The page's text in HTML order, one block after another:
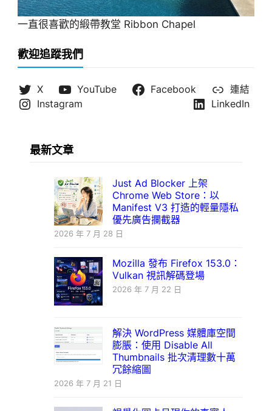
一直很喜歡的緞帶教堂 Ribbon Chapel
歡迎追蹤我們
X YouTube Facebook
連結
Instagram
LinkedIn
最新文章
Just Ad Blocker 上架
Chrome Web Store：以
Manifest V3 打造的輕量隱私
優先廣告攔截器
2026 年 7 月 28 日
Mozilla 發布 Firefox 153.0：
Vulkan 視訊解碼登場
2026 年 7 月 22 日
解決 WordPress 媒體庫空間
膨脹：使用 Disable All
Thumbnails 批次清理數十萬
冗餘縮圖
2026 年 7 月 21 日